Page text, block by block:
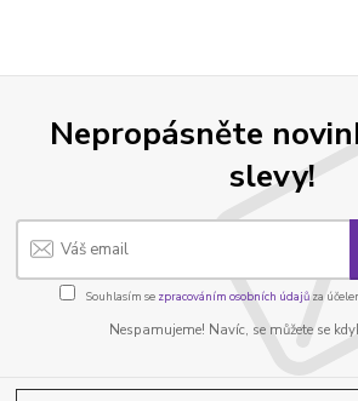
Nepropásněte
slevy!
Souhlasím se zpracováním osobních údajůza
Nespamujeme! Navíc, se můžete se